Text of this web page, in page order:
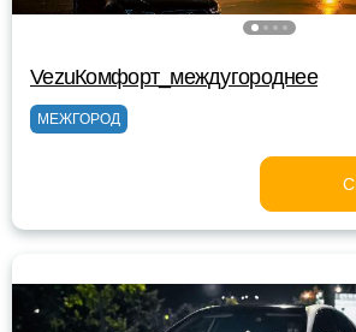
VezuКомфорт_междугороднее
МЕЖГОРОД